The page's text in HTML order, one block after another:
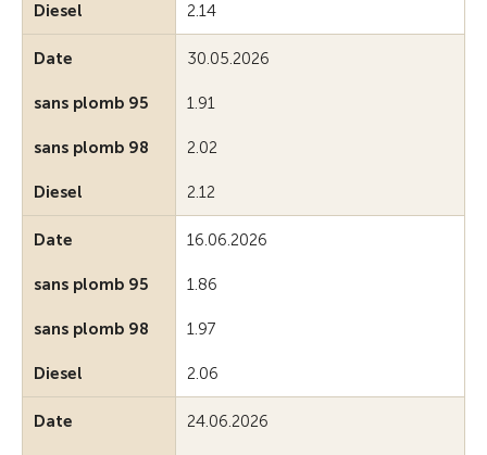
Diesel 2.14
Date 30.05.2026
sans plomb 95 1.91
sans plomb 98 2.02
Diesel 2.12
Date 16.06.2026
sans plomb 95 1.86
sans plomb 98 1.97
Diesel 2.06
Date 24.06.2026